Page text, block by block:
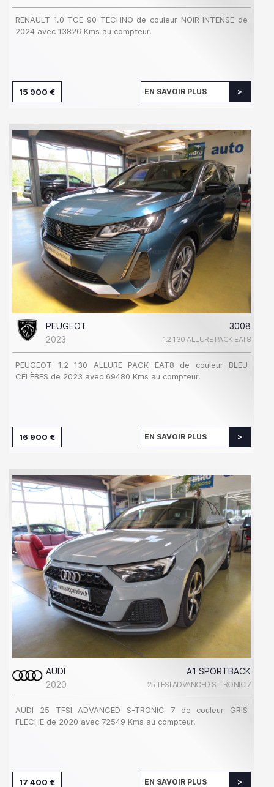
RENAULT 1.0 TCE 90 TECHNO de couleur NOIR INTENSE de
2024 avec 13826 Kms au compteur.
15 900 € EN SAVOIR PLUS
PEUGEOT
3008
2023
1.2 130 ALLURE PACK EAT8
PEUGEOT 1.2 130 ALLURE PACK EAT8 de couleur BLEU
CÉLÈBES de 2023 avec 69480 Kms au compteur.
16 900 € EN SAVOIR PLUS
AUDI
A1 SPORTBACK
2020
25 TFSI ADVANCED S-TRONIC 7
AUDI 25 TFSI ADVANCED S-TRONIC 7 de couleur GRIS
FLECHE de 2020 avec 72549 Kms au compteur.
17 400 € EN SAVOIR PLUS